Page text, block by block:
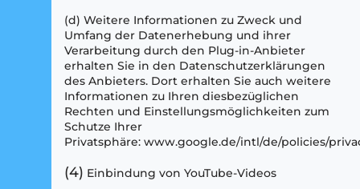
(d) Weitere Informationen zu Zweck und
Umfang der Datenerhebung und ihrer
Verarbeitung durch den Plug-in-Anbieter
erhalten Sie in den Datenschutzerklärungen
des Anbieters. Dort erhalten Sie auch weitere
Informationen zu Ihren diesbezüglichen
Rechten und Einstellungsmöglichkeiten zum
Schutze Ihrer
Privatsphäre: www.google.de/intl/de/policies/
(4) Einbindung von YouTube-Videos